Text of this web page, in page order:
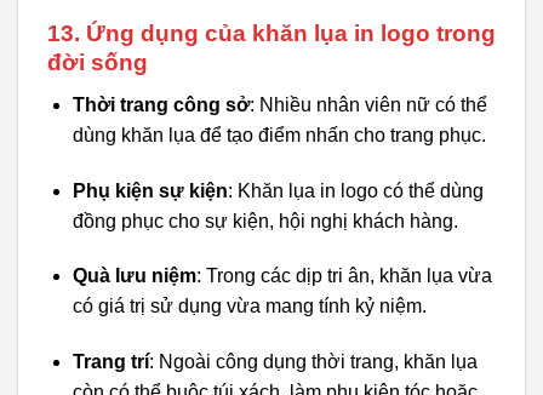
13. Ứng dụng của khăn lụa in logo trong
đời sống
Thời trang công sở: Nhiều nhân viên nữ có thể
dùng khăn lụa để tạo điểm nhấn cho trang phục.
Phụ kiện sự kiện: Khăn lụa in logo có thể dùng
đồng phục cho sự kiện, hội nghị khách hàng.
Quà lưu niệm: Trong các dịp tri ân, khăn lụa vừa
có giá trị sử dụng vừa mang tính kỷ niệm.
Trang trí: Ngoài công dụng thời trang, khăn lụa